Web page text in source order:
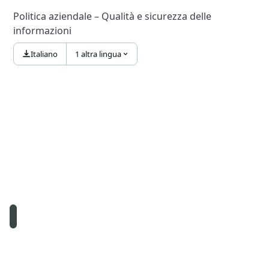
Politica aziendale – Qualità e sicurezza delle
informazioni
Italiano 1 altra lingua